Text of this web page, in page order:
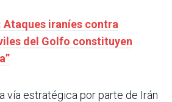
Ataques iraníes contra
del Golfo constituyen
vía estratégica por parte de Irán